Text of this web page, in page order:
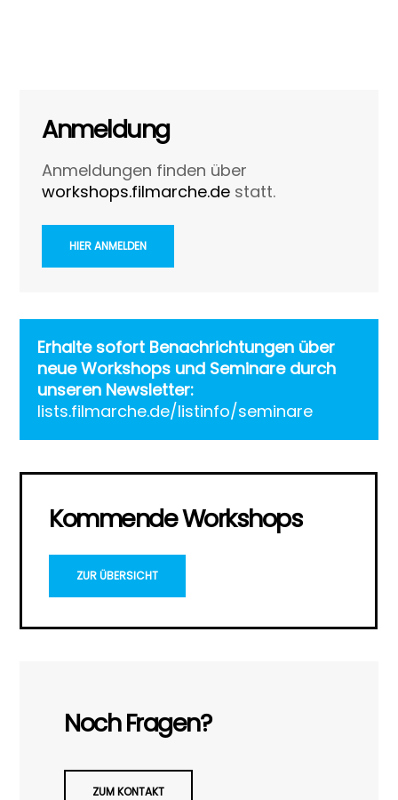
Anmeldung
Anmeldungen finden über
workshops.filmarche.de statt.
HIER ANMELDEN
Erhalte sofort Benachrichtungen über
neue Workshops und Seminare durch
unseren Newsletter:
lists.filmarche.de/listinfo/seminare
Kommende Workshops
ZUR ÜBERSICHT
Noch Fragen?
ZUM KONTAKT